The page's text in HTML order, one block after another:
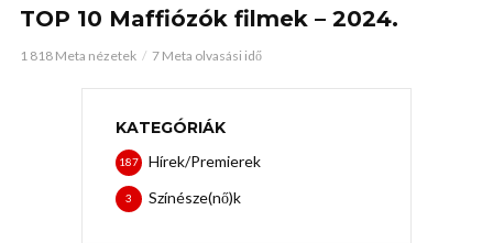
TOP 10 Maffiózók filmek – 2024.
1 818 Meta nézetek 7 Meta olvasási idő
KATEGÓRIÁK
Hírek/Premierek
187
Színésze(nő)k
3